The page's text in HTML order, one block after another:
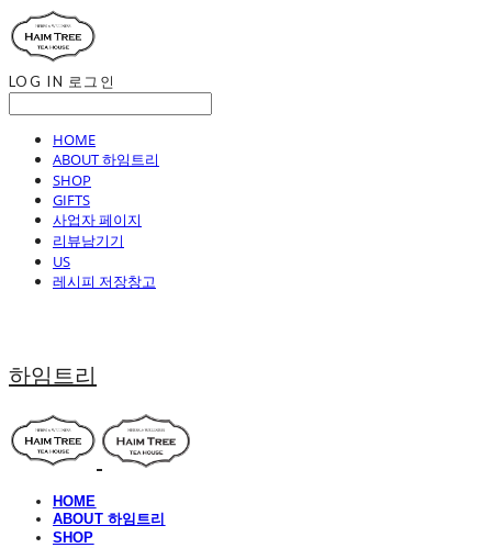
LOG IN 로그인
HOME
ABOUT 하임트리
SHOP
GIFTS
사업자 페이지
리뷰남기기
US
레시피 저장창고
하임트리
HOME
ABOUT 하임트리
SHOP